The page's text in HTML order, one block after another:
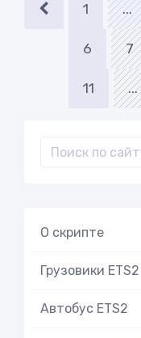
1 ...
6 7
11 ...
О скрипте
Грузовики ETS2
Автобус ETS2